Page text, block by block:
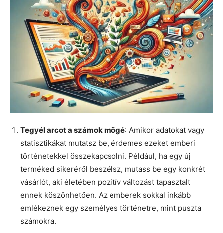
Tegyél arcot a számok mögé: Amikor adatokat vagy
statisztikákat mutatsz be, érdemes ezeket emberi
történetekkel összekapcsolni. Például, ha egy új
terméked sikeréről beszélsz, mutass be egy konkrét
vásárlót, aki életében pozitív változást tapasztalt
ennek köszönhetően. Az emberek sokkal inkább
emlékeznek egy személyes történetre, mint puszta
számokra.